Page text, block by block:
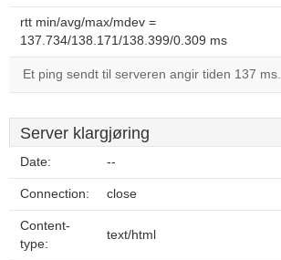
rtt min/avg/max/mdev =
137.734/138.171/138.399/0.309 ms
Et ping sendt til serveren angir tiden 137 ms.
Server klargjøring
Date: --
Connection: close
Content-
type:
text/html